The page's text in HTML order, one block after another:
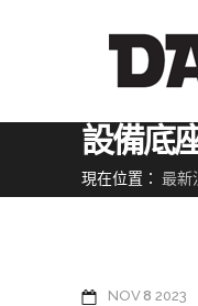
設備底
現在位置： 最新
NOV8 2023